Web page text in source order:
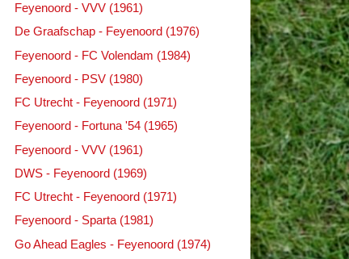
Feyenoord - VVV (1961)
De Graafschap - Feyenoord (1976)
Feyenoord - FC Volendam (1984)
Feyenoord - PSV (1980)
FC Utrecht - Feyenoord (1971)
Feyenoord - Fortuna '54 (1965)
Feyenoord - VVV (1961)
DWS - Feyenoord (1969)
FC Utrecht - Feyenoord (1971)
Feyenoord - Sparta (1981)
Go Ahead Eagles - Feyenoord (1974)